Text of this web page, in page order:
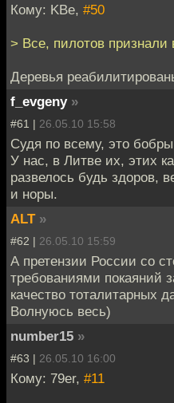
Кому: KBe, #50
> Все, пилотов
Деревья
f_evgeny »
#61 | 26.05.10 15:58
Судя по всему, это
У нас, в Литве их, этих
развелось будь здоров,
и норы.
ALT »
#62 | 26.05.10 15:59
А претензии России со
требованиями покаяний
качество тоталитарных
Волнуюсь весь)
number15 »
#63 | 26.05.10 16:00
Кому: 79er, #11